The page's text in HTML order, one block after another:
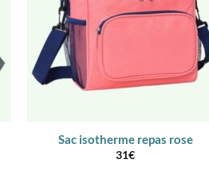
Sac isotherme repas rose
31€